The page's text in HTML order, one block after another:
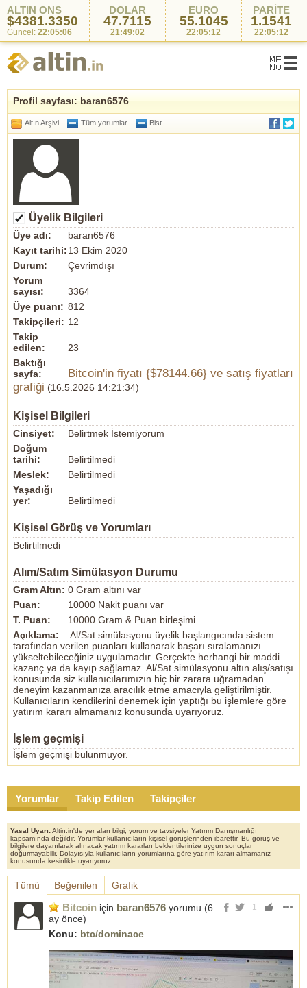
ALTIN ONS
$4381.3350
Güncel: 22:05:06
DOLAR
47.7115
21:49:02
EURO
55.1045
22:05:12
PARİTE
1.1541
22:05:12
Profil sayfası: baran6576
Altın Arşivi Tüm yorumlar Bist
Üyelik Bilgileri
Üye adı:
baran6576
Kayıt tarihi:13 Ekim 2020
Durum:
Çevrimdışı
Yorum
sayısı:
3364
Üye puanı: 812
Takipçileri: 12
Takip
edilen:
23
Baktığı
sayfa:
Bitcoin'in fiyatı {$78144.66} ve satış fiyatları
grafiği (16.5.2026 14:21:34)
Kişisel Bilgileri
Cinsiyet:
Belirtmek İstemiyorum
Doğum
tarihi:
Belirtilmedi
Meslek:
Belirtilmedi
Yaşadığı
yer:
Belirtilmedi
Kişisel Görüş ve Yorumları
Belirtilmedi
Alım/Satım Simülasyon Durumu
Gram Altın: 0 Gram altını var
Puan:
10000 Nakit puanı var
T. Puan:
10000 Gram & Puan birleşimi
Açıklama:
Al/Sat simülasyonu üyelik başlangıcında sistem
tarafından verilen puanları kullanarak başarı sıralamanızı
yükseltebileceğiniz uygulamadır. Gerçekte herhangi bir maddi
kazanç ya da kayıp sağlamaz. Al/Sat simülasyonu altın alış/satışı
konusunda siz kullanıcılarımızın hiç bir zarara uğramadan
deneyim kazanmanıza aracılık etme amacıyla geliştirilmiştir.
Kullanıcıların kendilerini denemek için yaptığı bu işlemlere göre
yatırım kararı almamanız konusunda uyarıyoruz.
İşlem geçmişi
İşlem geçmişi bulunmuyor.
Yorumlar Takip Edilen Takipçiler
Yasal Uyarı:Altin.in'de yer alan bilgi, yorum ve tavsiyeler Yatırım Danışmanlığı
kapsamında değildir. Yorumlar kullanıcıların kişisel görüşlerinden ibarettir. Bu görüş ve
bilgilere dayanılarak alınacak yatırım kararları beklentilerinize uygun sonuçlar
doğurmayabilir. Dolayısıyla kullanıcıların yorumlarına göre yatırım kararı almamanız
konusunda kesinlikle uyarıyoruz.
Tümü Beğenilen Grafik
1
Bitcoin için baran6576 yorumu (6
ay önce)
Konu: btc/dominace